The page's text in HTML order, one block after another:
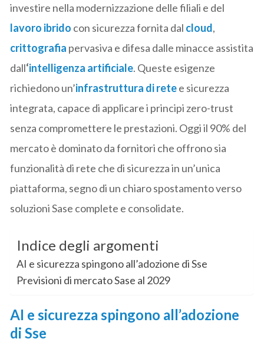
investire nella modernizzazione delle filiali e del
lavoro ibrido con sicurezza fornita dal cloud,
crittografia pervasiva e difesa dalle minacce assistita
dall‘intelligenza artificiale. Queste esigenze
richiedono un’infrastruttura di retee sicurezza
integrata, capace di applicare i principi zero-trust
senza compromettere le prestazioni. Oggi il 90% del
mercato è dominato da fornitori che offrono sia
funzionalità di rete che di sicurezza in un’unica
piattaforma, segno di un chiaro spostamento verso
soluzioni Sase complete e consolidate.
Indice degli argomenti
AI e sicurezza spingono all’adozione di Sse
Previsioni di mercato Sase al 2029
AI e sicurezza spingono all’adozione
di Sse